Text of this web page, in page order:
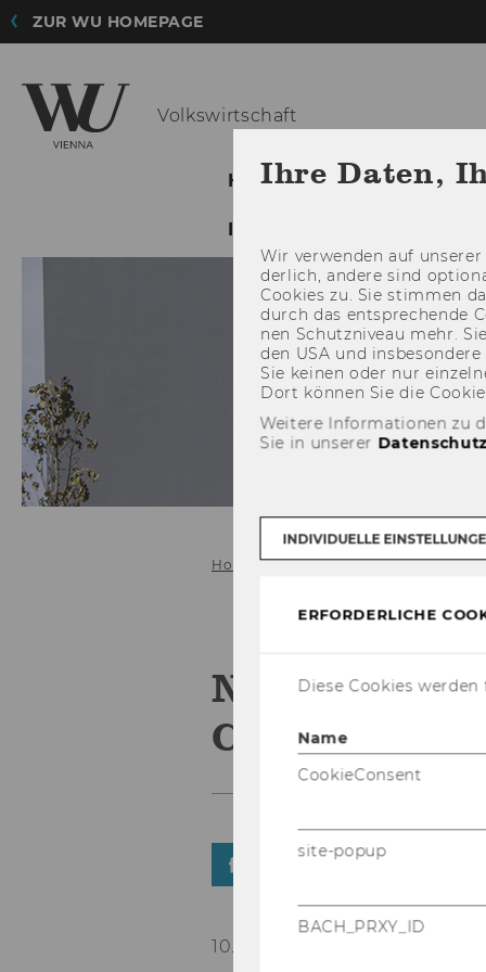
ZUR WU HOMEPAGE
Volkswirtschaft
HOME ABOUT THE
INTRANET LOGIN
Home
New
Crespo
10. Mai 2022
Ihre Daten,
Wir ver­wen­den auf
der­lich, an­de­re sind
Coo­kies zu. Sie stim­men
durch das ent­spre­chen­de
nen Schutz­ni­veau mehr.
den USA und
Sie kei­nen oder nur
Dort kön­nen Sie die
Weitere Informationen zu
Sie in unserer
INDIVIDUELLE
ERFORDERLICHE
Diese Cookies
Name
CookieConsent
site-popup
BACH_PRXY_ID